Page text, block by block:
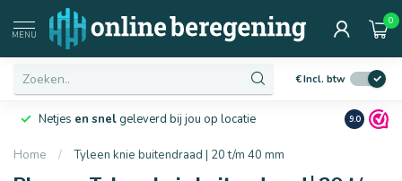
MENU
0
€Incl. btw
Netjes en snelgeleverd bij jou op locatie Ruim10
9.0
Home / Tyleen knie buitendraad | 20 t/m 40 mm